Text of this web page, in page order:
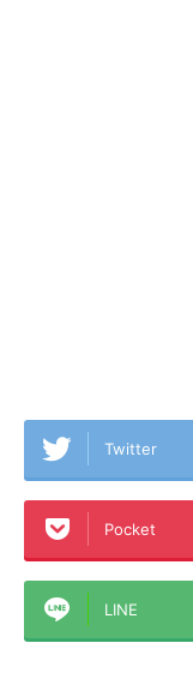
Twitter
Pocket
LINE